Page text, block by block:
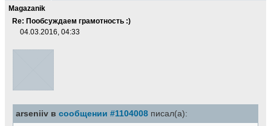
Magazanik
Re: Пообсуждаем грамотность :)
04.03.2016, 04:33
arseniiv в сообщении #1104008 писал(а):